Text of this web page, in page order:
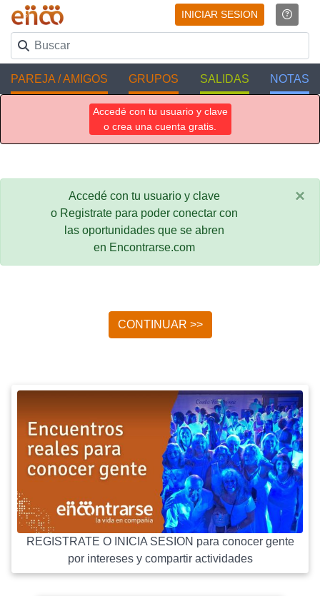
INICIAR SESION
PAREJA / AMIGOS GRUPOS SALIDAS NOTAS
Accedé con tu usuario y clave
o crea una cuenta gratis.
Accedé con tu usuario y clave
o Registrate para poder conectar con
las oportunidades que se abren
en Encontrarse.com
×
CONTINUAR >>
REGISTRATE O INICIA SESION para conocer gente
por intereses y compartir actividades